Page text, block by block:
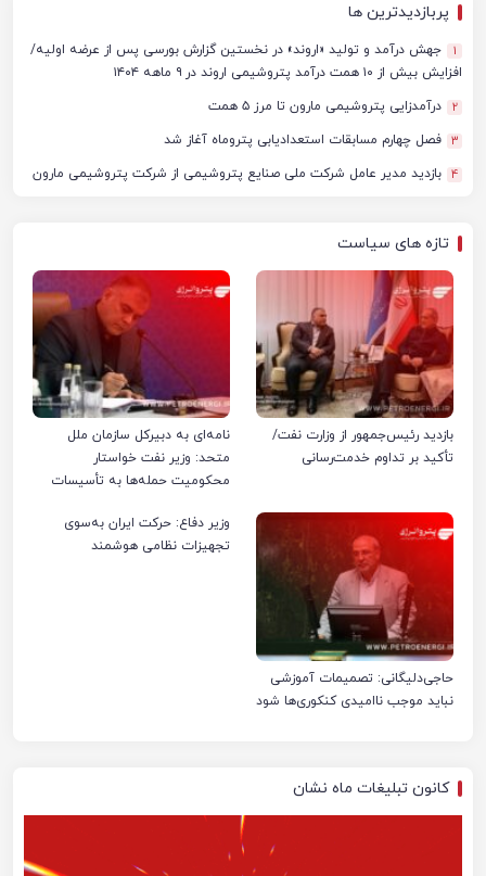
پربازدیدترین ها
1
جهش درآمد و تولید «اروند» در نخستین گزارش بورسی پس از عرضه اولیه/
افزایش بیش از ۱۰ همت درآمد پتروشیمی اروند در ۹ ماهه ۱۴۰۴
2 درآمدزایی پتروشیمی مارون تا مرز ۵ همت
3 فصل چهارم مسابقات استعدادیابی پتروماه آغاز شد
4 بازدید مدیر عامل شرکت ملی صنایع پتروشیمی از شرکت پتروشیمی مارون
تازه های سیاست
بازدید رئیس‌جمهور از وزارت نفت/
تأکید بر تداوم خدمت‌رسانی
نامه‌ای به دبیرکل سازمان ملل
متحد: وزیر نفت خواستار
محکومیت حمله‌ها به تأسیسات
حاجی‌دلیگانی: تصمیمات آموزشی
نباید موجب ناامیدی کنکوری‌ها شود
وزیر دفاع: حرکت ایران به‌سوی
تجهیزات نظامی هوشمند
کانون تبلیغات ماه نشان